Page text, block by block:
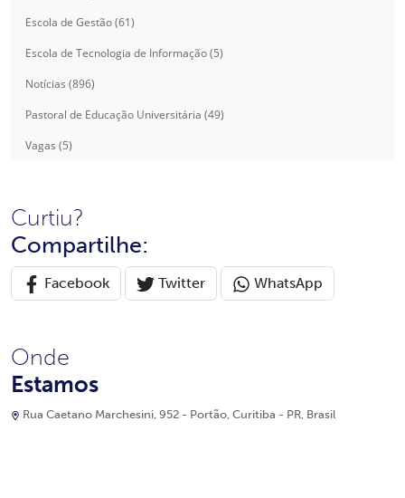
Escola de Gestão (61)
Escola de Tecnologia de Informação (5)
Notícias (896)
Pastoral de Educação Universitária (49)
Vagas (5)
Curtiu?
Compartilhe:
Facebook Twitter WhatsApp
Onde
Estamos
Rua Caetano Marchesini, 952 - Portão, Curitiba - PR, Brasil